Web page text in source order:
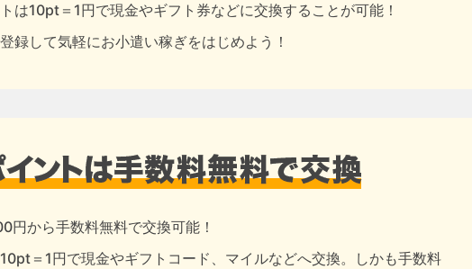
は10pt＝1円で現金やギフト券などに交換することが可能！
録して気軽にお小遣い稼ぎをはじめよう！
円から手数料無料で交換可能！
＝1円で現金やギフトコード、マイルなどへ交換。しかも手数料